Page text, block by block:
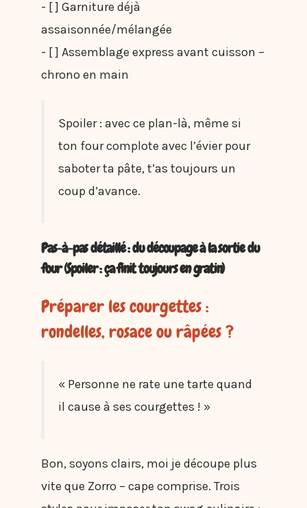
- [ ] Garniture déjà
assaisonnée/mélangée
- [ ] Assemblage express avant cuisson –
chrono en main
Spoiler : avec ce plan-là, même si
ton four complote avec l’évier pour
saboter ta pâte, t’as toujours un
coup d’avance.
Pas-à-pas détaillé : du découpage à la sortie du
four (Spoiler : ça finit toujours en gratin)
Préparer les courgettes :
rondelles, rosace ou râpées ?
« Personne ne rate une tarte quand
il cause à ses courgettes ! »
Bon, soyons clairs, moi je découpe plus
vite que Zorro – cape comprise. Trois